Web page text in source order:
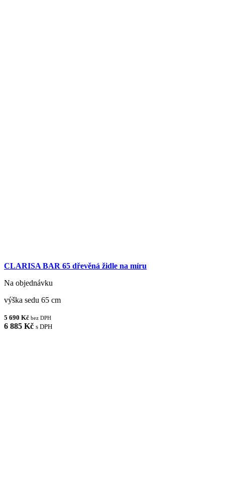
CLARISA BAR 65 dřevěná židle na míru
Na objednávku
výška sedu 65 cm
5 690 Kč bez DPH
6 885 Kč s DPH